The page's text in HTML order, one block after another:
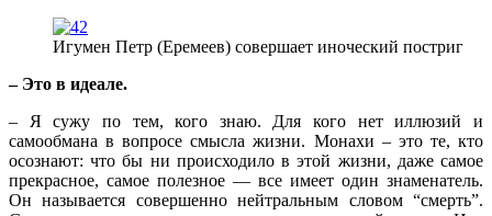
Игумен Петр (Еремеев) совершает иноческий постриг
– Это в идеале.
– Я сужу по тем, кого знаю. Для кого нет иллюзий и
самообмана в вопросе смысла жизни. Монахи – это те, кто
осознают: что бы ни происходило в этой жизни, даже самое
прекрасное, самое полезное — все имеет один знаменатель.
Он называется совершенно нейтральным словом “смерть”.